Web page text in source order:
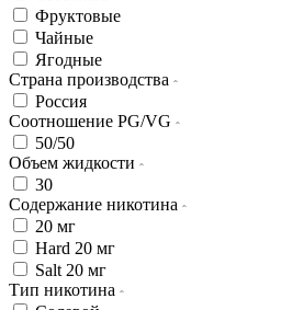
Фруктовые
Чайные
Ягодные
Страна производства
Россия
Соотношение PG/VG
50/50
Объем жидкости
30
Содержание никотина
20 мг
Hard 20 мг
Salt 20 мг
Тип никотина